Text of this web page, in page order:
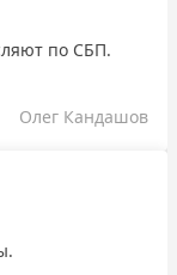
по СБП.
Олег Кандашов